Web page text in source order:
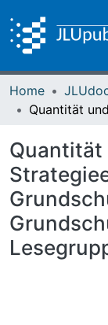
Home
Quantität